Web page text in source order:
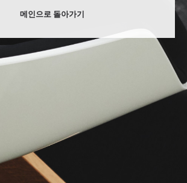
메인으로 돌아가기